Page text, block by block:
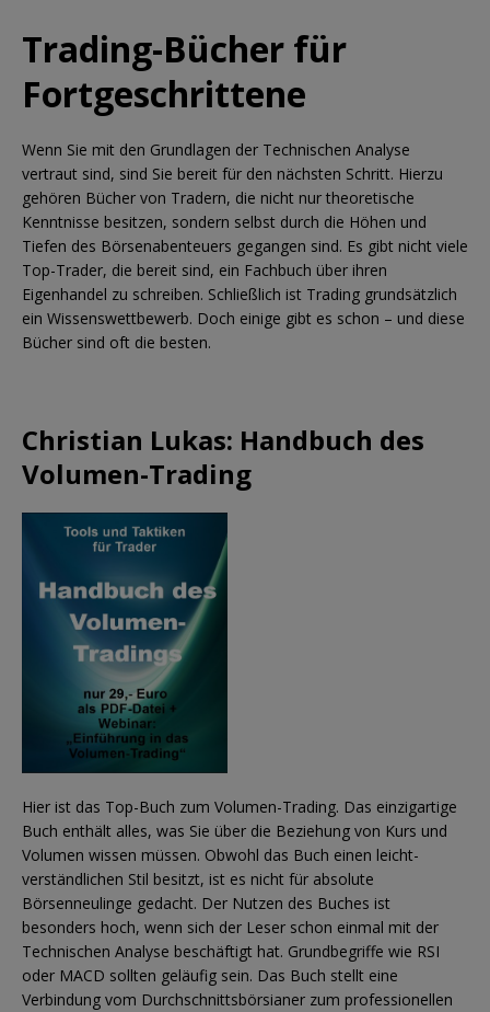
Trading-Bücher für
Fortgeschrittene
Wenn Sie mit den Grundlagen der Technischen Analyse
vertraut sind, sind Sie bereit für den nächsten Schritt. Hierzu
gehören Bücher von Tradern, die nicht nur theoretische
Kenntnisse besitzen, sondern selbst durch die Höhen und
Tiefen des Börsenabenteuers gegangen sind. Es gibt nicht viele
Top-Trader, die bereit sind, ein Fachbuch über ihren
Eigenhandel zu schreiben. Schließlich ist Trading grundsätzlich
ein Wissenswettbewerb. Doch einige gibt es schon – und diese
Bücher sind oft die besten.
Christian Lukas: Handbuch des
Volumen-Trading
Hier ist das Top-Buch zum Volumen-Trading. Das einzigartige
Buch enthält alles, was Sie über die Beziehung von Kurs und
Volumen wissen müssen. Obwohl das Buch einen leicht-
verständlichen Stil besitzt, ist es nicht für absolute
Börsenneulinge gedacht. Der Nutzen des Buches ist
besonders hoch, wenn sich der Leser schon einmal mit der
Technischen Analyse beschäftigt hat. Grundbegriffe wie RSI
oder MACD sollten geläufig sein. Das Buch stellt eine
Verbindung vom Durchschnittsbörsianer zum professionellen